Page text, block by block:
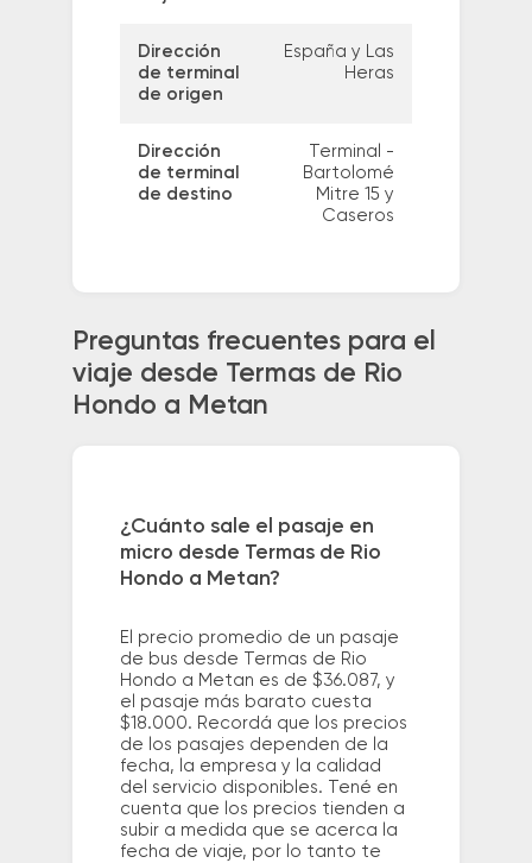
Dirección
de terminal
de origen
España y Las
Heras
Dirección
de terminal
de destino
Terminal -
Bartolomé
Mitre 15 y
Caseros
Preguntas frecuentes para el
viaje desde Termas de Rio
Hondo a Metan
¿Cuánto sale el pasaje en
micro desde Termas de Rio
Hondo a Metan?
El precio promedio de un pasaje
de bus desde Termas de Rio
Hondo a Metan es de $36.087, y
el pasaje más barato cuesta
$18.000. Recordá que los precios
de los pasajes dependen de la
fecha, la empresa y la calidad
del servicio disponibles. Tené en
cuenta que los precios tienden a
subir a medida que se acerca la
fecha de viaje, por lo tanto te